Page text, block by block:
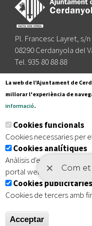
Pl. Francesc Layret, s/n
08290 Cerdanyola del
Tel. 935 80 88 88
Segueix-nos a:
Subscriu-te al
Inici | Avís legal |
| Accessibilitat
La web de l'Ajuntament de
millorar l'experiència de
informació.
Cookies funcionals
Cookies necessaries per
Cookies analítiques
Anàlisis d'estadístiques
portal web
Cookies
Cookies de tercers amb
Acceptar